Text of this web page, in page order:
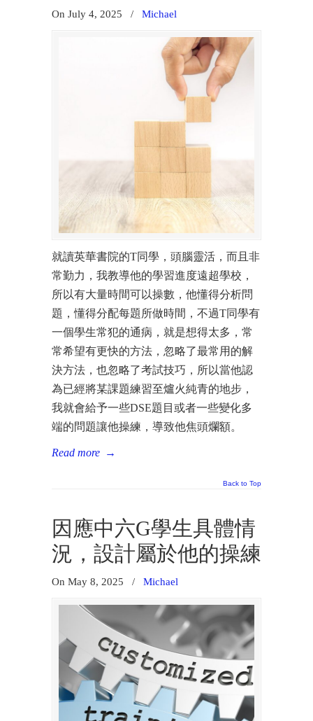
On July 4, 2025 / Michael
就讀英華書院的T同學，頭腦靈活，而且非
常勤力，我教導他的學習進度遠超學校，
所以有大量時間可以操數，他懂得分析問
題，懂得分配每題所做時間，不過T同學有
一個學生常犯的通病，就是想得太多，常
常希望有更快的方法，忽略了最常用的解
決方法，也忽略了考試技巧，所以當他認
為已經將某課題練習至爐火純青的地步，
我就會給予一些DSE題目或者一些變化多
端的問題讓他操練，導致他焦頭爛額。
Read more →
Back to Top
因應中六G學生具體情
況，設計屬於他的操練
On May 8, 2025 / Michael